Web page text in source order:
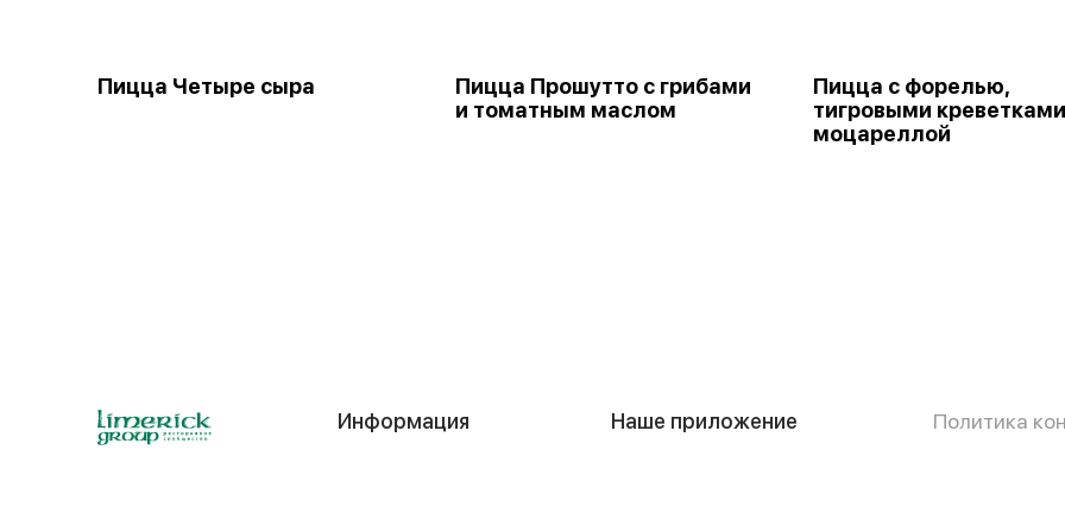
Пицца Четыре сыра
Пицца Прошутто с грибами
и томатным маслом
Пицца с форелью,
тигровыми
моцареллой
Информация
Наше приложение
Политика